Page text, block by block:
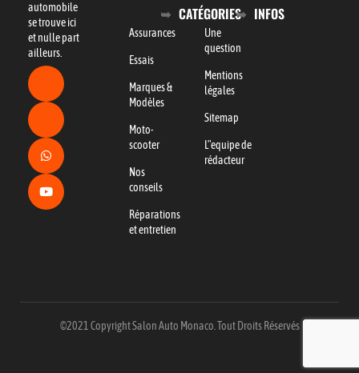
automobile
se trouve ici
et nulle part
ailleurs.
CATÉGORIES
Assurances
Essais
Marques &
Modèles
Moto-
scooter
Nos
conseils
Réparations
et entretien
INFOS
Une
question
Mentions
légales
Sitemap
L"equipe de
rédacteur
©2021 Copyright Salon Auto Monaco. Tout Droits Réservés